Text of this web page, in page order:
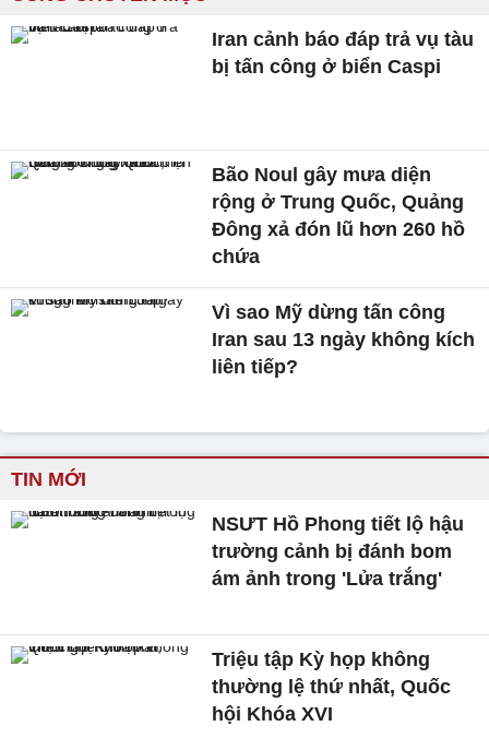
Iran cảnh báo đáp trả vụ tàu
bị tấn công ở biển Caspi
Bão Noul gây mưa diện
rộng ở Trung Quốc, Quảng
Đông xả đón lũ hơn 260 hồ
chứa
Vì sao Mỹ dừng tấn công
Iran sau 13 ngày không kích
liên tiếp?
TIN MỚI
NSƯT Hồ Phong tiết lộ hậu
trường cảnh bị đánh bom
ám ảnh trong 'Lửa trắng'
Triệu tập Kỳ họp không
thường lệ thứ nhất, Quốc
hội Khóa XVI